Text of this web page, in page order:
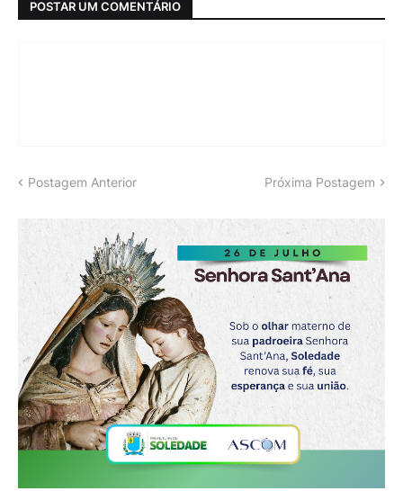
POSTAR UM COMENTÁRIO
Postagem Anterior Próxima Postagem